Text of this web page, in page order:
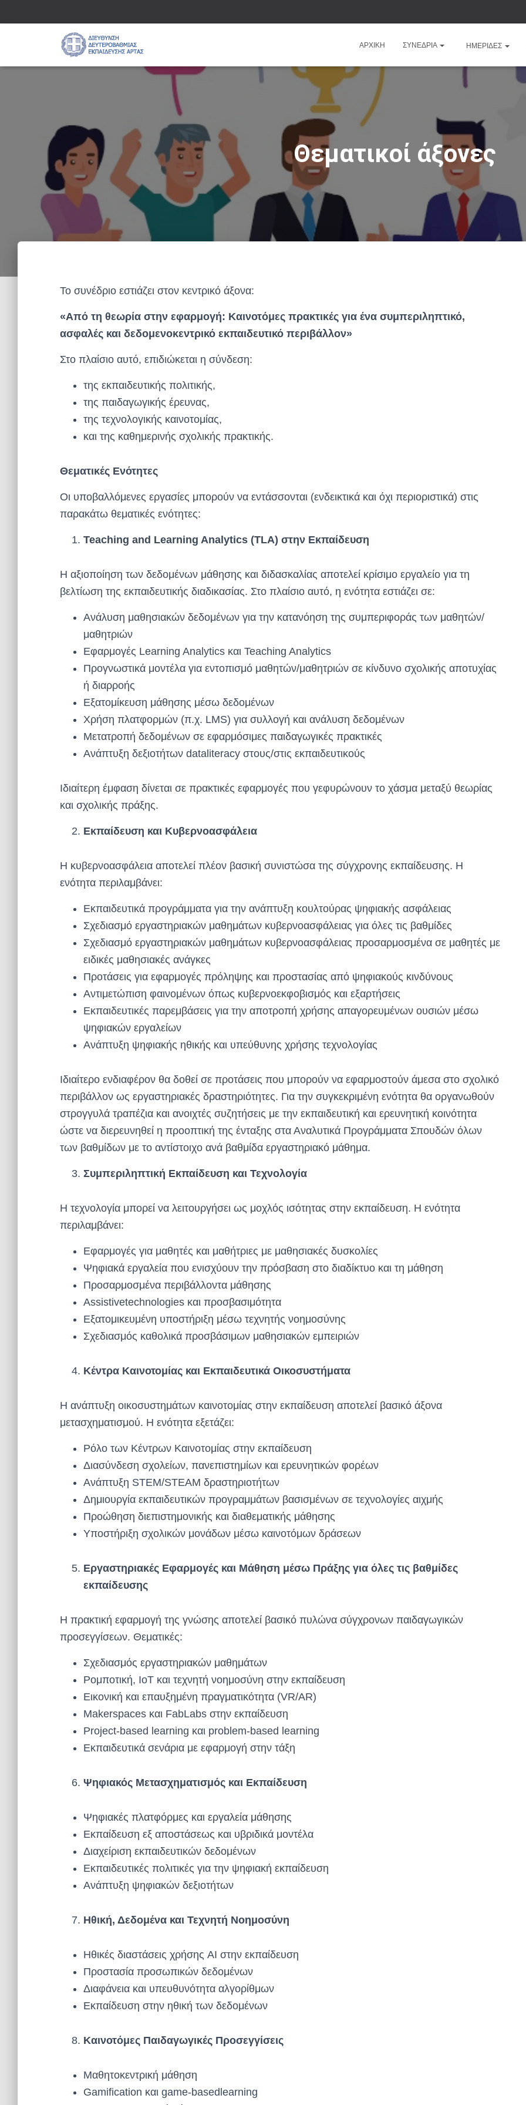
ΑΡΧΙΚΉ ΣΥΝΕΔΡΙΑ ΗΜΕΡΊΔΕΣ
Θεματικοί άξονες
Το συνέδριο εστιάζει στον κεντρικό άξονα:
«Από τη θεωρία στην εφαρμογή: Καινοτόμες πρακτικές για ένα συμπεριληπτικό,
ασφαλές και δεδομενοκεντρικό εκπαιδευτικό περιβάλλον»
Στο πλαίσιο αυτό, επιδιώκεται η σύνδεση:
της εκπαιδευτικής πολιτικής,
της παιδαγωγικής έρευνας,
της τεχνολογικής καινοτομίας,
και της καθημερινής σχολικής πρακτικής.
Θεματικές Ενότητες
Οι υποβαλλόμενες εργασίες μπορούν να εντάσσονται (ενδεικτικά και όχι περιοριστικά) στις
παρακάτω θεματικές ενότητες:
Teaching and Learning Analytics (TLA) στην Εκπαίδευση
Η αξιοποίηση των δεδομένων μάθησης και διδασκαλίας αποτελεί κρίσιμο εργαλείο για τη
βελτίωση της εκπαιδευτικής διαδικασίας. Στο πλαίσιο αυτό, η ενότητα εστιάζει σε:
Ανάλυση μαθησιακών δεδομένων για την κατανόηση της συμπεριφοράς των μαθητών/
μαθητριών
Εφαρμογές Learning Analytics και Teaching Analytics
Προγνωστικά μοντέλα για εντοπισμό μαθητών/μαθητριών σε κίνδυνο σχολικής αποτυχίας
ή διαρροής
Εξατομίκευση μάθησης μέσω δεδομένων
Χρήση πλατφορμών (π.χ. LMS) για συλλογή και ανάλυση δεδομένων
Μετατροπή δεδομένων σε εφαρμόσιμες παιδαγωγικές πρακτικές
Ανάπτυξη δεξιοτήτων dataliteracy στους/στις εκπαιδευτικούς
Ιδιαίτερη έμφαση δίνεται σε πρακτικές εφαρμογές που γεφυρώνουν το χάσμα μεταξύ θεωρίας
και σχολικής πράξης.
Εκπαίδευση και Κυβερνοασφάλεια
Η κυβερνοασφάλεια αποτελεί πλέον βασική συνιστώσα της σύγχρονης εκπαίδευσης. Η
ενότητα περιλαμβάνει:
Εκπαιδευτικά προγράμματα για την ανάπτυξη κουλτούρας ψηφιακής ασφάλειας
Σχεδιασμό εργαστηριακών μαθημάτων κυβερνοασφάλειας για όλες τις βαθμίδες
Σχεδιασμό εργαστηριακών μαθημάτων κυβερνοασφάλειας προσαρμοσμένα σε μαθητές με
ειδικές μαθησιακές ανάγκες
Προτάσεις για εφαρμογές πρόληψης και προστασίας από ψηφιακούς κινδύνους
Αντιμετώπιση φαινομένων όπως κυβερνοεκφοβισμός και εξαρτήσεις
Εκπαιδευτικές παρεμβάσεις για την αποτροπή χρήσης απαγορευμένων ουσιών μέσω
ψηφιακών εργαλείων
Ανάπτυξη ψηφιακής ηθικής και υπεύθυνης χρήσης τεχνολογίας
Ιδιαίτερο ενδιαφέρον θα δοθεί σε προτάσεις που μπορούν να εφαρμοστούν άμεσα στο σχολικό
περιβάλλον ως εργαστηριακές δραστηριότητες. Για την συγκεκριμένη ενότητα θα οργανωθούν
στρογγυλά τραπέζια και ανοιχτές συζητήσεις με την εκπαιδευτική και ερευνητική κοινότητα
ώστε να διερευνηθεί η προοπτική της ένταξης στα Αναλυτικά Προγράμματα Σπουδών όλων
των βαθμίδων με το αντίστοιχο ανά βαθμίδα εργαστηριακό μάθημα.
Συμπεριληπτική Εκπαίδευση και Τεχνολογία
Η τεχνολογία μπορεί να λειτουργήσει ως μοχλός ισότητας στην εκπαίδευση. Η ενότητα
περιλαμβάνει:
Εφαρμογές για μαθητές και μαθήτριες με μαθησιακές δυσκολίες
Ψηφιακά εργαλεία που ενισχύουν την πρόσβαση στο διαδίκτυο και τη μάθηση
Προσαρμοσμένα περιβάλλοντα μάθησης
Assistivetechnologies και προσβασιμότητα
Εξατομικευμένη υποστήριξη μέσω τεχνητής νοημοσύνης
Σχεδιασμός καθολικά προσβάσιμων μαθησιακών εμπειριών
Κέντρα Καινοτομίας και Εκπαιδευτικά Οικοσυστήματα
Η ανάπτυξη οικοσυστημάτων καινοτομίας στην εκπαίδευση αποτελεί βασικό άξονα
μετασχηματισμού. Η ενότητα εξετάζει:
Ρόλο των Κέντρων Καινοτομίας στην εκπαίδευση
Διασύνδεση σχολείων, πανεπιστημίων και ερευνητικών φορέων
Ανάπτυξη STEM/STEAM δραστηριοτήτων
Δημιουργία εκπαιδευτικών προγραμμάτων βασισμένων σε τεχνολογίες αιχμής
Προώθηση διεπιστημονικής και διαθεματικής μάθησης
Υποστήριξη σχολικών μονάδων μέσω καινοτόμων δράσεων
Εργαστηριακές Εφαρμογές και Μάθηση μέσω Πράξης για όλες τις βαθμίδες
εκπαίδευσης
Η πρακτική εφαρμογή της γνώσης αποτελεί βασικό πυλώνα σύγχρονων παιδαγωγικών
προσεγγίσεων. Θεματικές:
Σχεδιασμός εργαστηριακών μαθημάτων
Ρομποτική, IoT και τεχνητή νοημοσύνη στην εκπαίδευση
Εικονική και επαυξημένη πραγματικότητα (VR/AR)
Makerspaces και FabLabs στην εκπαίδευση
Project-based learning και problem-based learning
Εκπαιδευτικά σενάρια με εφαρμογή στην τάξη
Ψηφιακός Μετασχηματισμός και Εκπαίδευση
Ψηφιακές πλατφόρμες και εργαλεία μάθησης
Εκπαίδευση εξ αποστάσεως και υβριδικά μοντέλα
Διαχείριση εκπαιδευτικών δεδομένων
Εκπαιδευτικές πολιτικές για την ψηφιακή εκπαίδευση
Ανάπτυξη ψηφιακών δεξιοτήτων
Ηθική, Δεδομένα και Τεχνητή Νοημοσύνη
Ηθικές διαστάσεις χρήσης AI στην εκπαίδευση
Προστασία προσωπικών δεδομένων
Διαφάνεια και υπευθυνότητα αλγορίθμων
Εκπαίδευση στην ηθική των δεδομένων
Καινοτόμες Παιδαγωγικές Προσεγγίσεις
Μαθητοκεντρική μάθηση
Gamification και game-basedlearning